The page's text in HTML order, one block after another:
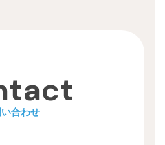
合わせ